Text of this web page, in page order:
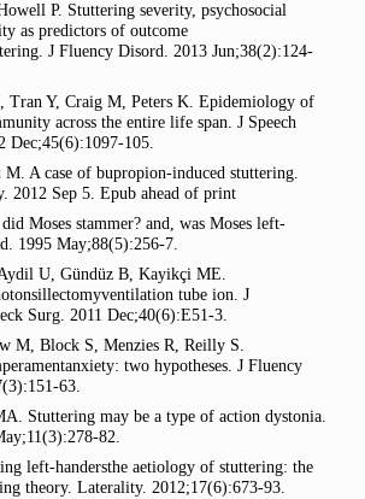
P. Stuttering severity, psychosocial
as predictors of outcome
. J Fluency Disord. 2013 Jun;38(2):124-
Tran Y, Craig M, Peters K. Epidemiology of
across the entire life span. J Speech
Dec;45(6):1097-105.
M. A case of bupropion-induced stuttering.
2012 Sep 5. Epub ahead of print
Moses stammer? and, was Moses left-
1995 May;88(5):256-7.
U, Gündüz B, Kayikçi ME.
tube ion. J
Surg. 2011 Dec;40(6):E51-3.
M, Block S, Menzies R, Reilly S.
two hypotheses. J Fluency
63.
Stuttering may be a type of action dystonia.
82.
left-handersthe aetiology of stuttering: the
theory. Laterality. 2012;17(6):673-93.